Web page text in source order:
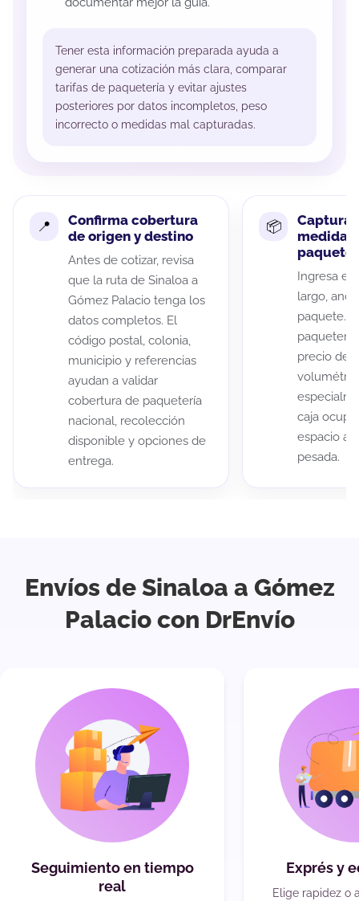
Tener esta información preparada ayuda a
generar una cotización más clara, comparar
tarifas de paquetería y evitar ajustes
posteriores por datos incompletos, peso
incorrecto o medidas mal capturadas.
Confirma cobertura
de origen y destino
Antes de cotizar, revisa
que la ruta de Sinaloa a
Gómez Palacio tenga los
datos completos. El
código postal, colonia,
municipio y referencias
ayudan a validar
cobertura de paquetería
nacional, recolección
disponible y opciones de
entrega.
Captura
medidas
paquete
Ingresa el
largo,
paquete.
precio de
caja
espacio
pesada.
Envíos de Sinaloa a Gómez
Palacio con DrEnvío
Seguimiento en tiempo
real
Exprés y
Elige rapidez o